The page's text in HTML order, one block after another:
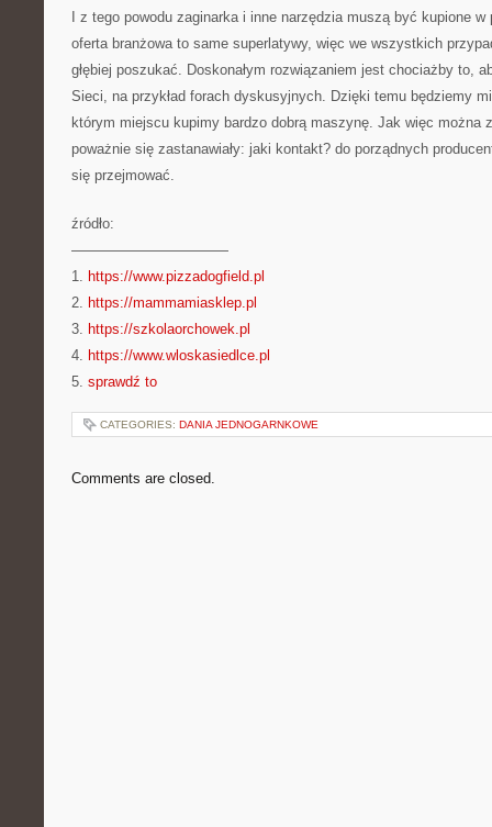
I z tego powodu zaginarka i inne narzędzia muszą być kupione
oferta branżowa to same superlatywy, więc we wszystkich
głębiej poszukać. Doskonałym rozwiązaniem jest chociażby to,
Sieci, na przykład forach dyskusyjnych. Dzięki temu będziemy
którym miejscu kupimy bardzo dobrą maszynę. Jak więc można
poważnie się zastanawiały: jaki kontakt? do porządnych
się przejmować.
źródło:
———————————
1. https://www.pizzadogfield.pl
2. https://mammamiasklep.pl
3. https://szkolaorchowek.pl
4. https://www.wloskasiedlce.pl
5. sprawdź to
CATEGORIES: DANIA JEDNOGARNKOWE
Comments are closed.